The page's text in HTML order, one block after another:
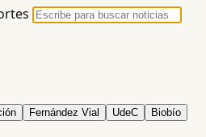
Fernández Vial UdeC Biobío